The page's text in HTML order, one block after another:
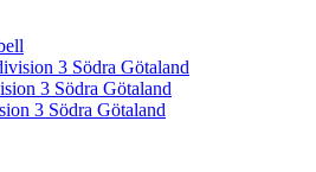
3 Södra Götaland
3 Södra Götaland
3 Södra Götaland